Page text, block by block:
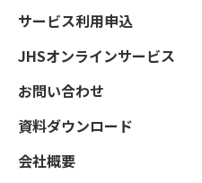
サービス利用申込
JHSオンラインサービス
お問い合わせ
資料ダウンロード
会社概要